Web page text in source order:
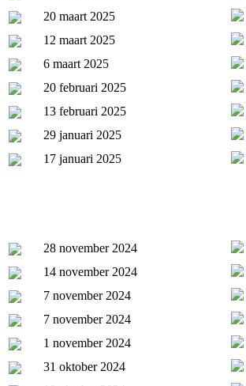
20 maart 2025
12 maart 2025
6 maart 2025
20 februari 2025
13 februari 2025
29 januari 2025
17 januari 2025
28 november 2024
14 november 2024
7 november 2024
7 november 2024
1 november 2024
31 oktober 2024